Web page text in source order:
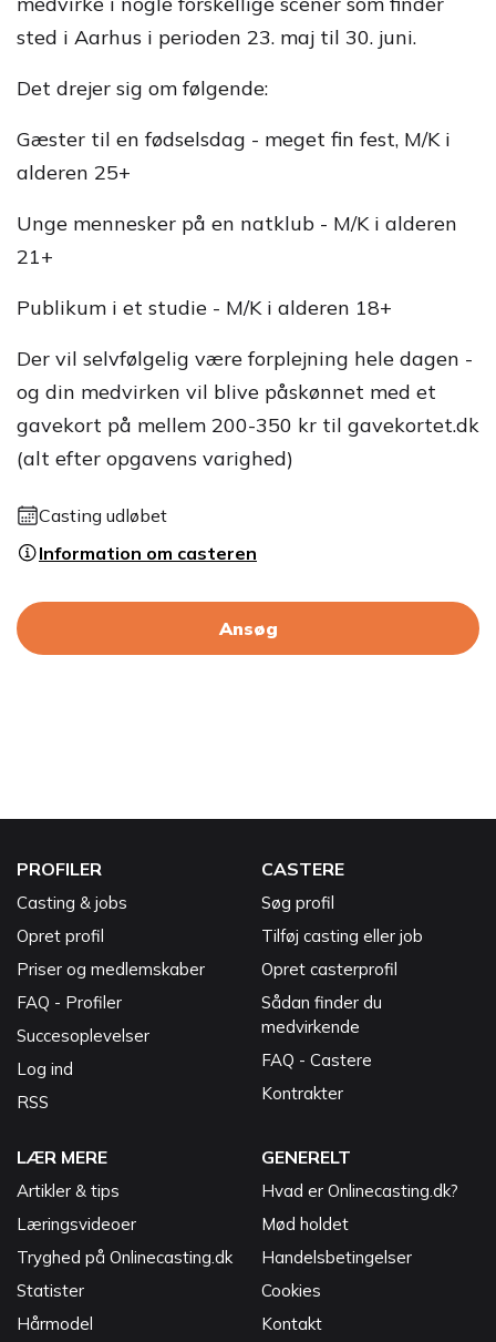
sted i Aarhus i perioden 23. maj til 30. juni.
Det drejer sig om følgende:
Gæster til en fødselsdag - meget fin fest, M/K i
alderen 25+
Unge mennesker på en natklub - M/K i alderen
21+
Publikum i et studie - M/K i alderen 18+
Der vil selvfølgelig være forplejning hele dagen -
og din medvirken vil blive påskønnet med et
gavekort på mellem 200-350 kr til gavekortet.dk
(alt efter opgavens varighed)
Casting udløbet
Information om casteren
Ansøg
PROFILER
Casting & jobs
Opret profil
Priser og medlemskaber
FAQ - Profiler
Succesoplevelser
Log ind
RSS
CASTERE
Søg profil
Tilføj casting eller job
Opret casterprofil
Sådan finder du
medvirkende
FAQ - Castere
Kontrakter
LÆR MERE
Artikler & tips
Læringsvideoer
Tryghed på Onlinecasting.dk
Statister
Hårmodel
GENERELT
Hvad er Onlinecasting.dk?
Mød holdet
Handelsbetingelser
Cookies
Kontakt